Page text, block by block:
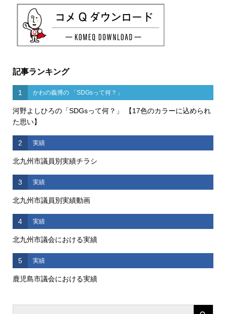
記事ランキング
1 かわの義博の 「SDGsって何？」
河野よしひろの「SDGsって何？」 【17色のカラーに込められ
た思い】
2 実績
北九州市議員別実績チラシ
3 実績
北九州市議員別実績動画
4 実績
北九州市議会における実績
5 実績
鹿児島市議会における実績